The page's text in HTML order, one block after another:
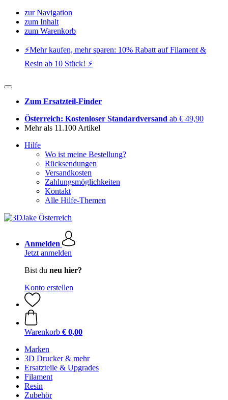
zur Navigation
zum Inhalt
zum Warenkorb
⚡️Mehr kaufen, mehr sparen: 10% Rabatt auf Filament &
Resin ab 10 Stück! ⚡️
Zum Ersatzteil-Finder
Österreich: Kostenloser Standardversand ab € 49,90
Mehr als 11.100 Artikel
Hilfe
Wo ist meine Bestellung?
Rücksendungen
Versandkosten
Zahlungsmöglichkeiten
Kontakt
Alle Hilfe-Themen
Anmelden
Jetzt anmelden
Bist du neu hier?
Konto erstellen
Warenkorb € 0,00
Marken
3D Drucker & mehr
Ersatzteile & Upgrades
Filament
Resin
Zubehör